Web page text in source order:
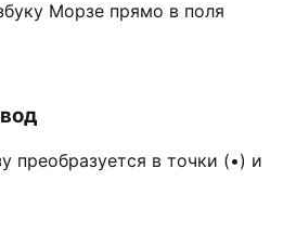
Морзе прямо в поля
преобразуется в точки (•) и